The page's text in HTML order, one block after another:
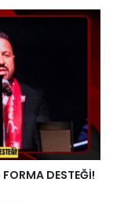
DESTEĞİ!